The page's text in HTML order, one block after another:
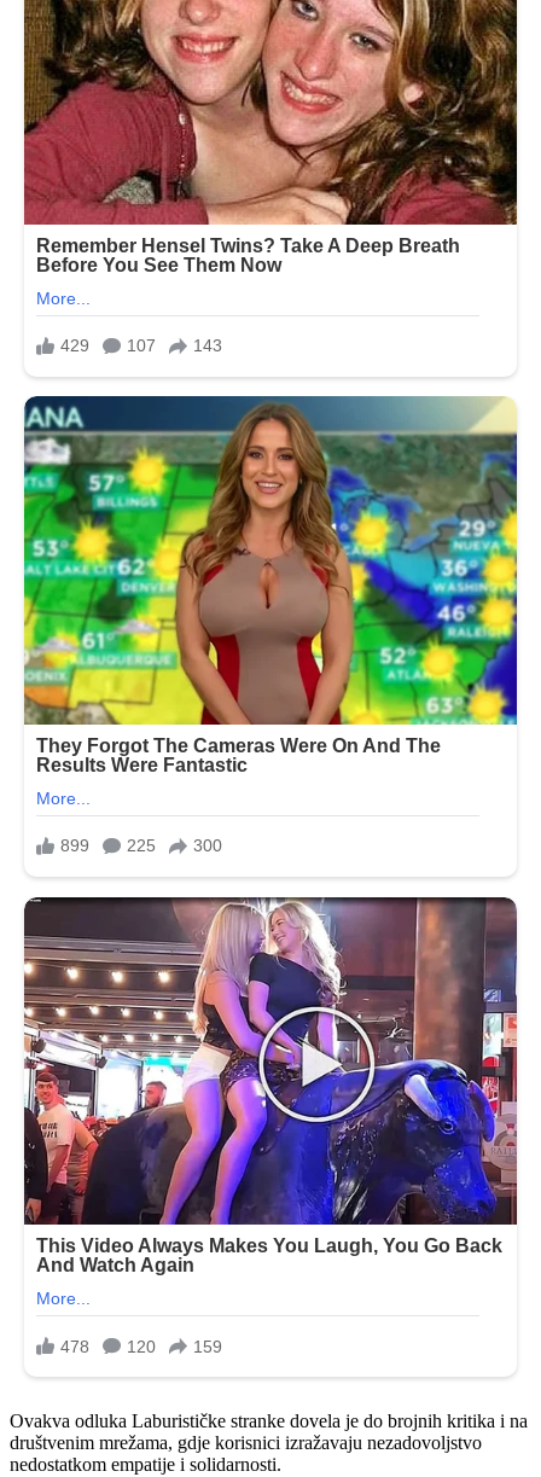
Ovakva odluka Laburističke stranke dovela je do brojnih kritika i na
društvenim mrežama, gdje korisnici izražavaju nezadovoljstvo
nedostatkom empatije i solidarnosti.